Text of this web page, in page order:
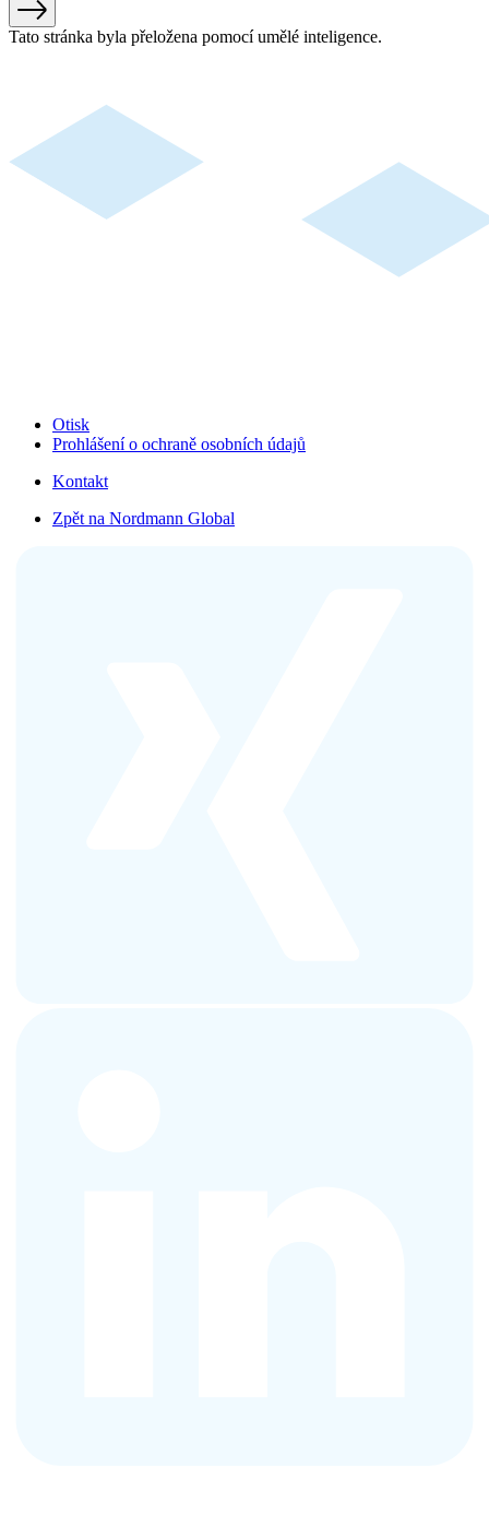
Tato stránka byla přeložena pomocí umělé inteligence.
Otisk
Prohlášení o ochraně osobních údajů
Kontakt
Zpět na Nordmann Global